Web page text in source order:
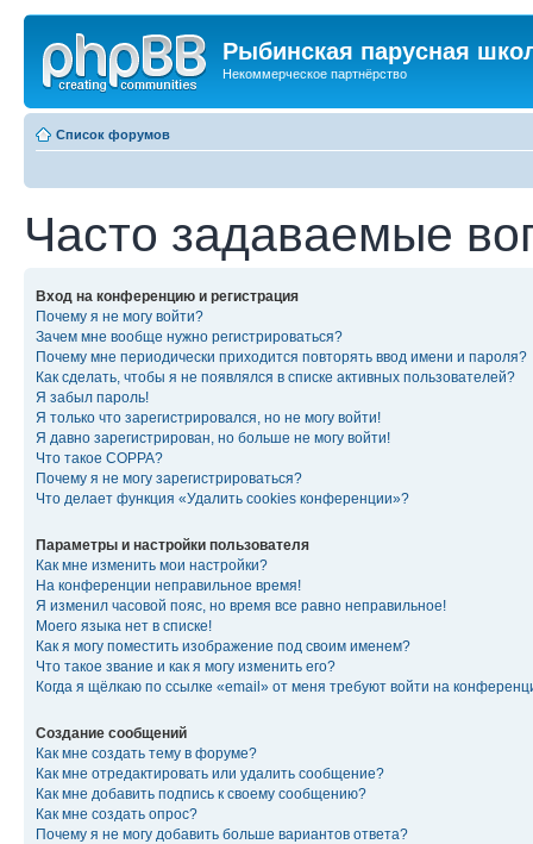
Рыбинская парусная
Некоммерческое партнёрство
Список форумов
Часто задаваемые
Вход на конференцию и регистрация
Почему я не могу войти?
Зачем мне вообще нужно регистрироваться?
Почему мне периодически приходится повторять ввод имени и пароля?
Как сделать, чтобы я не появлялся в списке активных пользователей?
Я забыл пароль!
Я только что зарегистрировался, но не могу войти!
Я давно зарегистрирован, но больше не могу войти!
Что такое COPPA?
Почему я не могу зарегистрироваться?
Что делает функция «Удалить cookies конференции»?
Параметры и настройки пользователя
Как мне изменить мои настройки?
На конференции неправильное время!
Я изменил часовой пояс, но время все равно неправильное!
Моего языка нет в списке!
Как я могу поместить изображение под своим именем?
Что такое звание и как я могу изменить его?
Когда я щёлкаю по ссылке «email» от меня требуют войти на
Создание сообщений
Как мне создать тему в форуме?
Как мне отредактировать или удалить сообщение?
Как мне добавить подпись к своему сообщению?
Как мне создать опрос?
Почему я не могу добавить больше вариантов ответа?